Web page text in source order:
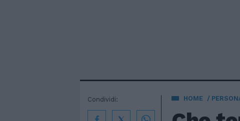
HOME
Condividi: